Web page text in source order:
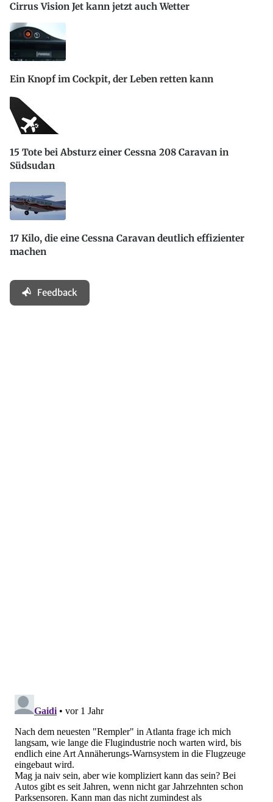
Cirrus Vision Jet kann jetzt auch Wetter
Ein Knopf im Cockpit, der Leben retten kann
15 Tote bei Absturz einer Cessna 208 Caravan in
Südsudan
17 Kilo, die eine Cessna Caravan deutlich effizienter
machen
Feedback